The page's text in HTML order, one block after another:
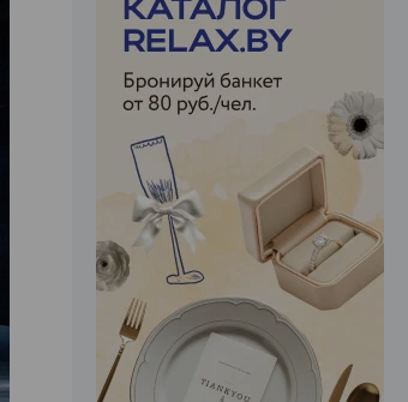
ЭФФЕКТИВНАЯ РЕКЛАМА НА САЙТЕ